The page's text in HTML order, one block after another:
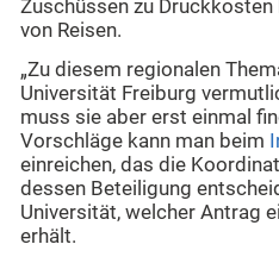
Zuschüssen zu Druckkosten
von Reisen.
„Zu diesem regionalen
Universität Freiburg
muss sie aber erst einmal
Vorschläge kann man beim
einreichen, das die
dessen Beteiligung
Universität, welcher Antrag
erhält.